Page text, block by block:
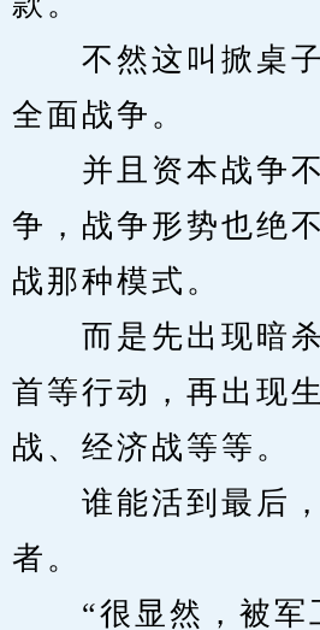
不然这叫掀桌子
全面战争。
并且资本战争不
争，战争形势也绝
战那种模式。
而是先出现暗杀
首等行动，再出现
战、经济战等等。
谁能活到最后，
者。
“很显然，被军